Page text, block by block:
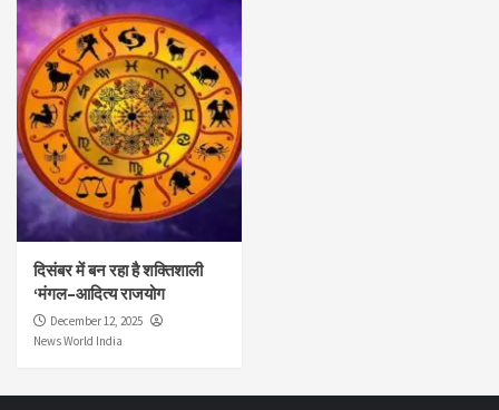
दिसंबर में बन रहा है शक्तिशाली
‘मंगल–आदित्य राजयोग
December 12, 2025
News World India